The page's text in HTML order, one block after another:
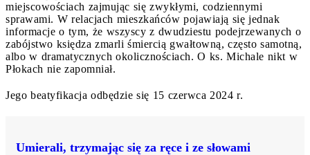
miejscowościach zajmując się zwykłymi, codziennymi
sprawami. W relacjach mieszkańców pojawiają się jednak
informacje o tym, że wszyscy z dwudziestu podejrzewanych o
zabójstwo księdza zmarli śmiercią gwałtowną, często samotną,
albo w dramatycznych okolicznościach. O ks. Michale nikt w
Płokach nie zapomniał.
Jego beatyfikacja odbędzie się 15 czerwca 2024 r.
Umierali, trzymając się za ręce i ze słowami